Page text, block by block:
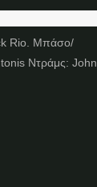
Rio. Μπάσο/
Ντράμς: John